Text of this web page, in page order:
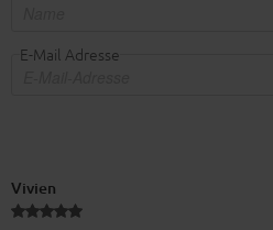
E-Mail Adresse
Vivien